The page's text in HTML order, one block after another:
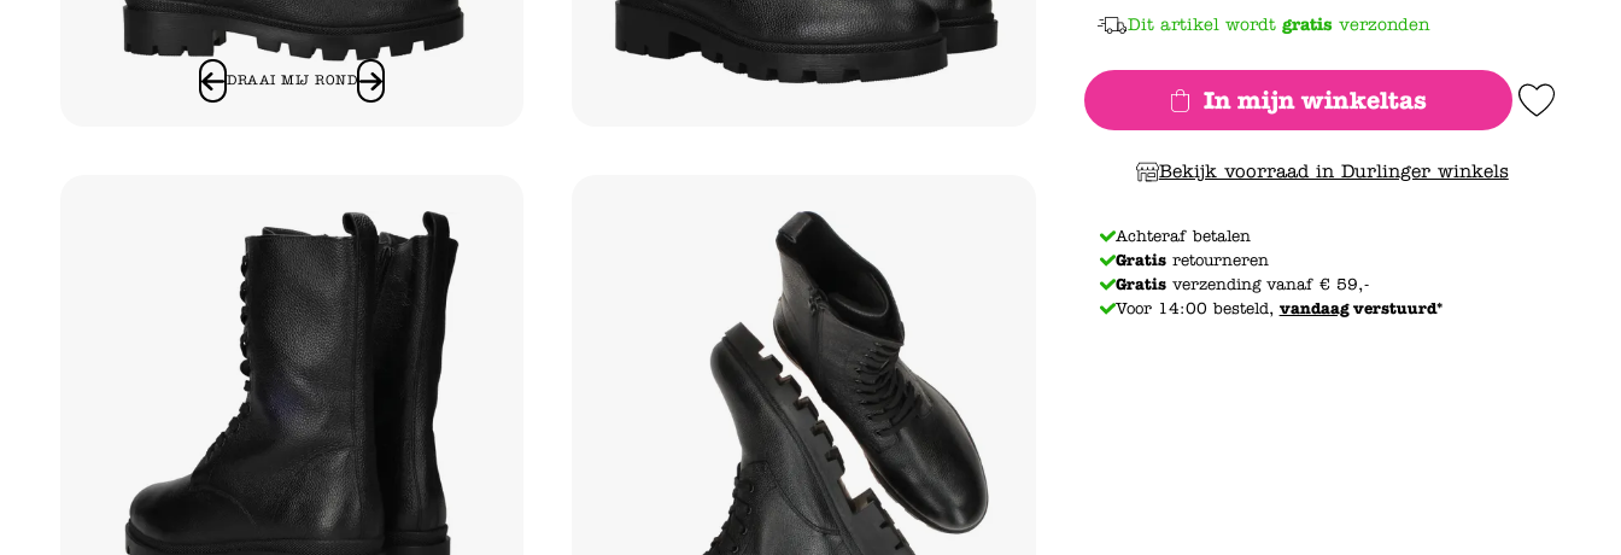
DRAAI MIJ ROND
Dit artikel wordt gratisverzonden
In mijn winkeltas Add to Wishlist
Bekijk voorraad in Durlinger winkels
Achteraf betalen
Gratisretourneren
Gratisverzending vanaf € 59,-
Voor 14:00 besteld, vandaagverstuurd*